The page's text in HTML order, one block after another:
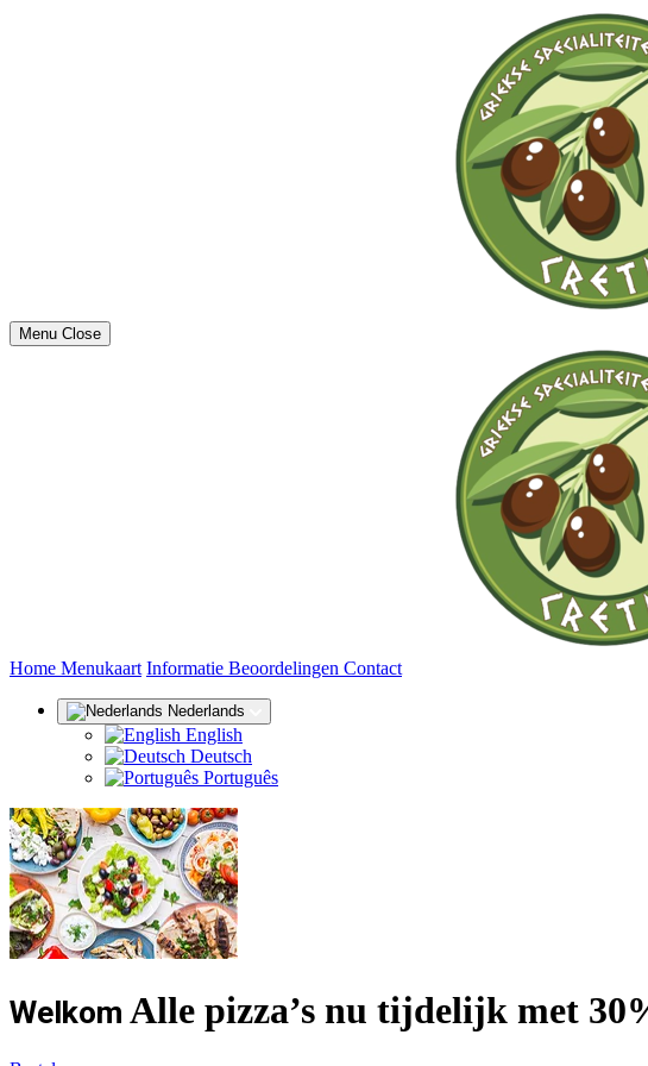
Menu Close
Home (huidige)
Menukaart Informatie Beoordelingen Contact
Nederlands
English
Deutsch
Português
Welkom Alle pizza’s nu tijdelijk met